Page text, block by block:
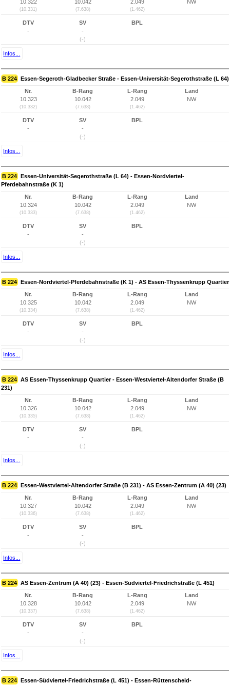
10.322
(10.331)
10.042
(7.638)
2.049
(1.462)
NW
DTV
-
SV
-
(-)
BPL
Infos...
B 224 Essen-Segeroth-Gladbecker Straße - Essen-Universität-Segerothstraße (L 64)
Nr.
10.323
(10.332)
B-Rang
10.042
(7.638)
L-Rang
2.049
(1.462)
Land
NW
DTV
-
SV
-
(-)
BPL
Infos...
B 224 Essen-Universität-Segerothstraße (L 64) - Essen-Nordviertel-
Pferdebahnstraße (K 1)
Nr.
10.324
(10.333)
B-Rang
10.042
(7.638)
L-Rang
2.049
(1.462)
Land
NW
DTV
-
SV
-
(-)
BPL
Infos...
B 224 Essen-Nordviertel-Pferdebahnstraße (K 1) - AS Essen-Thyssenkrupp Quartier
Nr.
10.325
(10.334)
B-Rang
10.042
(7.638)
L-Rang
2.049
(1.462)
Land
NW
DTV
-
SV
-
(-)
BPL
Infos...
B 224 AS Essen-Thyssenkrupp Quartier - Essen-Westviertel-Altendorfer Straße (B
231)
Nr.
10.326
(10.335)
B-Rang
10.042
(7.638)
L-Rang
2.049
(1.462)
Land
NW
DTV
-
SV
-
(-)
BPL
Infos...
B 224 Essen-Westviertel-Altendorfer Straße (B 231) - AS Essen-Zentrum (A 40) (23)
Nr.
10.327
(10.336)
B-Rang
10.042
(7.638)
L-Rang
2.049
(1.462)
Land
NW
DTV
-
SV
-
(-)
BPL
Infos...
B 224 AS Essen-Zentrum (A 40) (23) - Essen-Südviertel-Friedrichstraße (L 451)
Nr.
10.328
(10.337)
B-Rang
10.042
(7.638)
L-Rang
2.049
(1.462)
Land
NW
DTV
-
SV
-
(-)
BPL
Infos...
B 224 Essen-Südviertel-Friedrichstraße (L 451) - Essen-Rüttenscheid-